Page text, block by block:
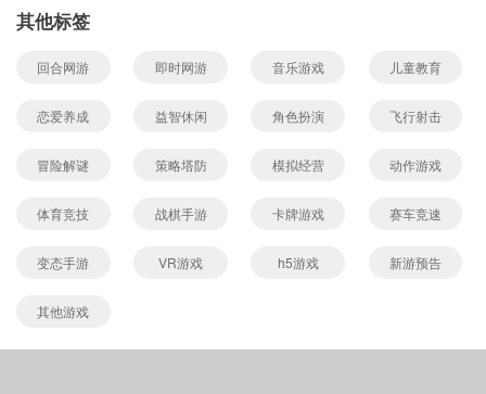
其他标签
回合网游 即时网游 音乐游戏 儿童教育
恋爱养成 益智休闲 角色扮演 飞行射击
冒险解谜 策略塔防 模拟经营 动作游戏
体育竞技 战棋手游 卡牌游戏 赛车竞速
变态手游 VR游戏 h5游戏 新游预告
其他游戏